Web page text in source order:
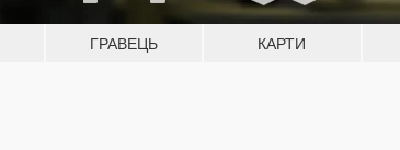
ГРАВЕЦЬ КАРТИ